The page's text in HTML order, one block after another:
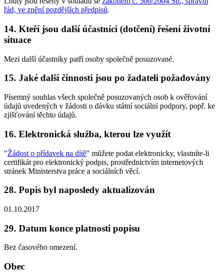
řád, ve znění pozdějších předpisů.
14. Kteří jsou další účastníci (dotčení) řešení životní
situace
Mezi další účastníky patří osoby společně posuzované.
15. Jaké další činnosti jsou po žadateli požadovány
Písemný souhlas všech společně posuzovaných osob k ověřování
údajů uvedených v žádosti o dávku státní sociální podpory, popř. ke
zjišťování těchto údajů.
16. Elektronická služba, kterou lze využít
"Žádost o přídavek na dítě" můžete podat elektronicky, vlastníte-li
certifikát pro elektronický podpis, prostřednictvím internetových
stránek Ministerstva práce a sociálních věcí.
28. Popis byl naposledy aktualizován
01.10.2017
29. Datum konce platnosti popisu
Bez časového omezení.
Obec